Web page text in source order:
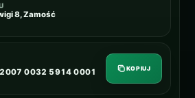
8, Zamość
0032 5914 0001 KOPIUJ